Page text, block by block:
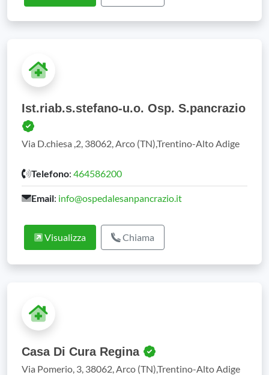
Ist.riab.s.stefano-u.o. Osp. S.pancrazio
Via D.chiesa ,2, 38062, Arco (TN),Trentino-Alto Adige
Telefono: 464586200
Email: info@ospedalesanpancrazio.it
Visualizza Chiama
Casa Di Cura Regina
Via Pomerio, 3, 38062, Arco (TN),Trentino-Alto Adige